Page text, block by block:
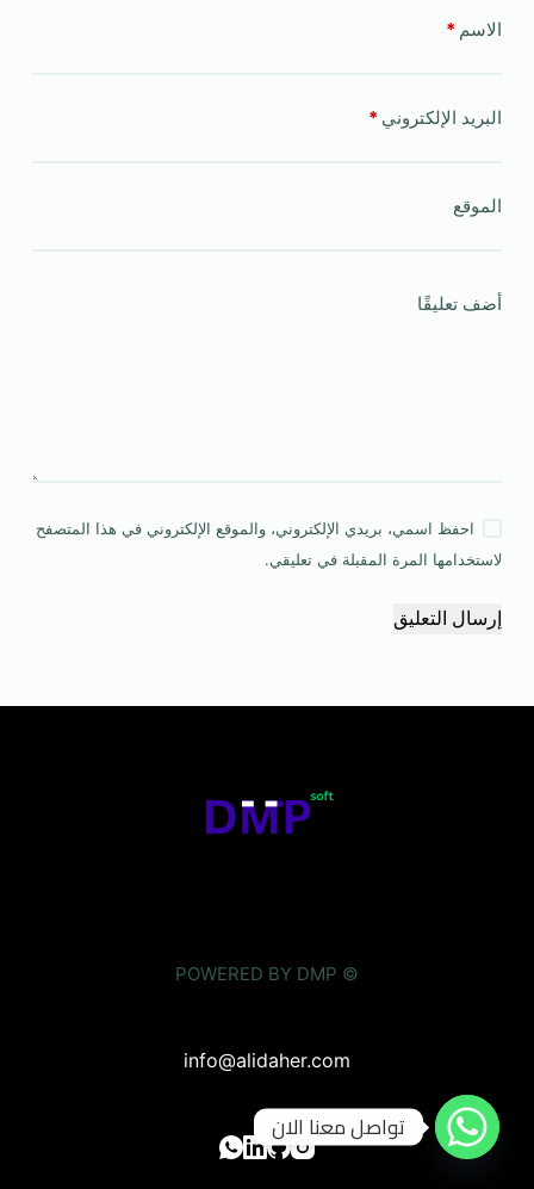
الاسم *
البريد الإلكتروني *
الموقع
أضف تعليقًا
احفظ اسمي، بريدي الإلكتروني، والموقع الإلكتروني في هذا المتصفح
لاستخدامها المرة المقبلة في تعليقي.
إرسال التعليق
© POWERED BY DMP
info@alidaher.com
تواصل معنا الان